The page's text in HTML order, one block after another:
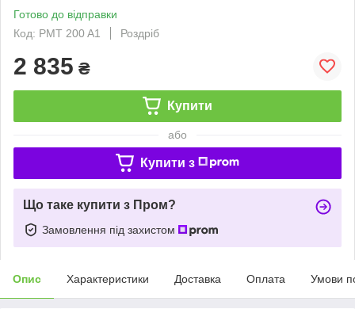
Готово до відправки
Код: PMT 200 A1
Роздріб
2 835 ₴
Купити
або
Купити з
Що таке купити з Пром?
Замовлення під захистом
Опис Характеристики Доставка Оплата Умови